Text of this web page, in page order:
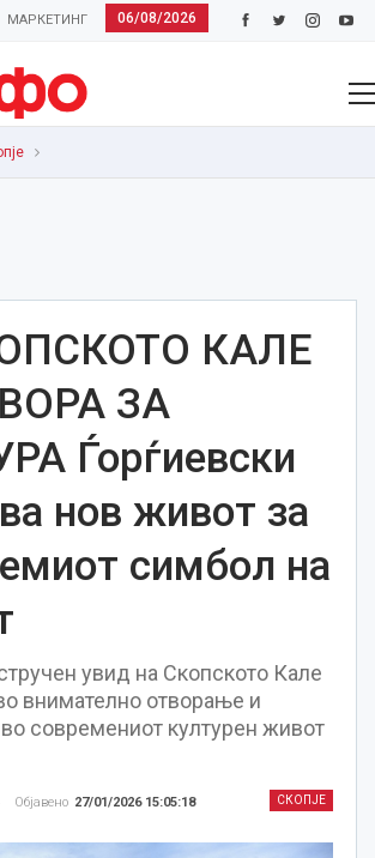
06/08/2026
МАРКЕТИНГ
КАЛЕ
ЗА
Ѓорѓиевски
нов живот за
симбол на
увид на Скопското Кале
внимателно отворање и
во современиот културен живот
СКОПЈЕ
Објавено 27/01/2026 15:05:18